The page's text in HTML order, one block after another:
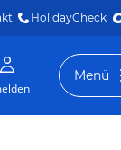
HolidayCheck
Menü